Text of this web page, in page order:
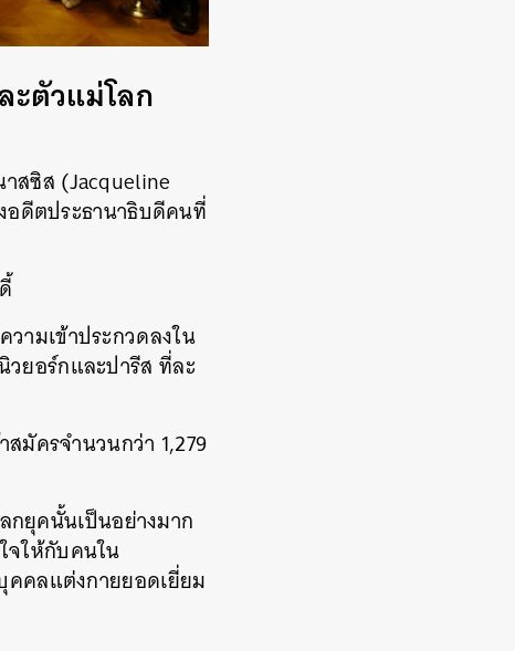
ะตัวแม่โลก
สซิส (Jacqueline
อดีตประธานาธิบดีคนที่
ามเข้าประกวดลงใน
วยอร์กและปารีส ที่ละ
มัครจำนวนกว่า 1,279
กยุคนั้นเป็นอย่างมาก
จให้กับคนใน
คคลแต่งกายยอดเยี่ยม